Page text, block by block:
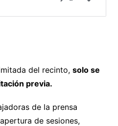
del recinto, solo se
previa.
de la prensa
de sesiones,